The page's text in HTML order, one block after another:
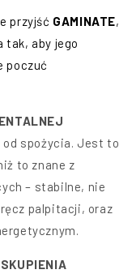
przyjść GAMINATE,
tak, aby jego
poczuć
spożycia. Jest to
to znane z
– stabilne, nie
palpitacji, oraz